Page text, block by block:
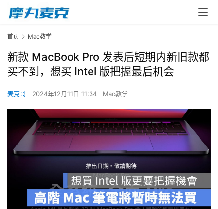
首页 Mac教学
新款 MacBook Pro 发表后短期内新旧款都
买不到，想买 Intel 版把握最后机会
麦克哥 2024年12月11日 11:34 Mac教学